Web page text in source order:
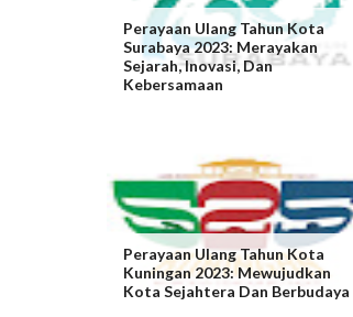
Perayaan Ulang Tahun Kota
Surabaya 2023: Merayakan
Sejarah, Inovasi, Dan
Kebersamaan
Perayaan Ulang Tahun Kota
Kuningan 2023: Mewujudkan
Kota Sejahtera Dan Berbudaya